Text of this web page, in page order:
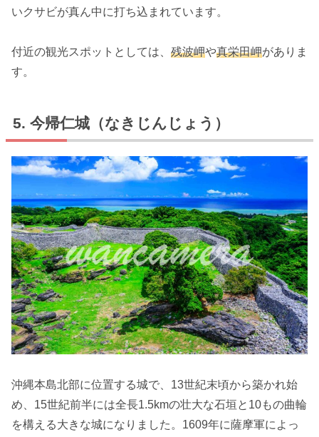
いクサビが真ん中に打ち込まれています。
付近の観光スポットとしては、 残波岬や真栄田岬がありま
す。
今帰仁城（なきじんじょう）
沖縄本島北部に位置する城で、13世紀末頃から築かれ始
め、15世紀前半には全長1.5kmの壮大な石垣と10もの曲輪
を構える大きな城になりました。1609年に薩摩軍によっ